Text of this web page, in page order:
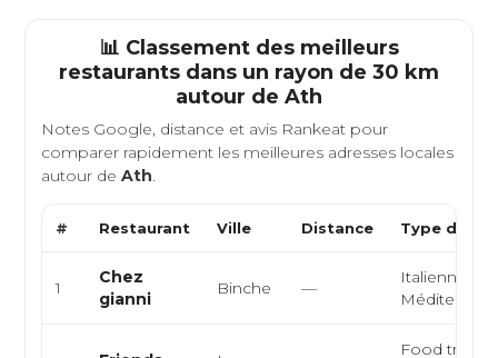
📊 Classement des meilleurs
restaurants dans un rayon de 30 km
autour de Ath
Notes Google, distance et avis Rankeat pour
comparer rapidement les meilleures adresses locales
autour deAth.
# Restaurant Ville Distance Type de
1
Chez
gianni
Binche —
Italienne,
Food truck,